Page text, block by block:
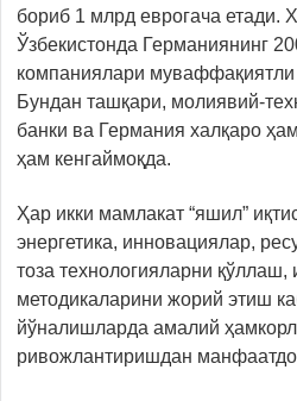
бориб 1 млрд еврогача етади.
Ўзбекистонда Германиянинг
компаниялари
Бундан ташқари, молиявий-
банки ва Германия халқаро
ҳам кенгаймоқда.
Ҳар икки мамлакат “яшил”
энергетика, инновациялар,
тоза технологияларни қўллаш,
методикаларини жорий этиш
йўналишларда амалий
ривожлантиришдан